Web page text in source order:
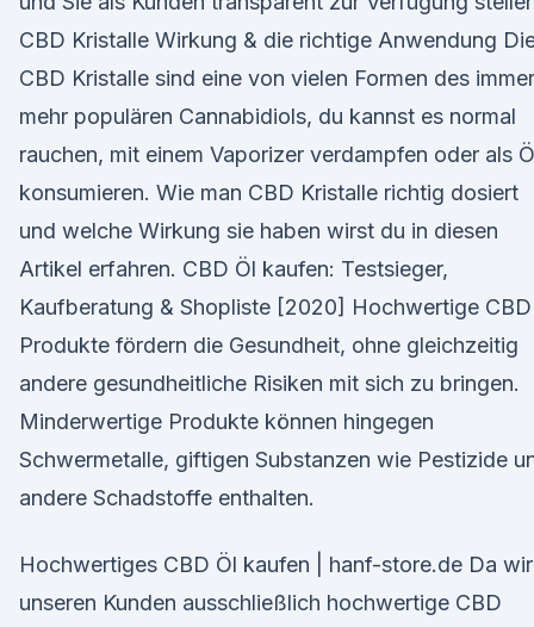
CBD Kristalle Wirkung & die richtige Anwendung
CBD Kristalle sind eine von vielen Formen des immer
mehr populären Cannabidiols, du kannst es normal
rauchen, mit einem Vaporizer verdampfen oder als
konsumieren. Wie man CBD Kristalle richtig dosiert
und welche Wirkung sie haben wirst du in diesen
Artikel erfahren. CBD Öl kaufen: Testsieger,
Kaufberatung & Shopliste [2020] Hochwertige CBD
Produkte fördern die Gesundheit, ohne gleichzeitig
andere gesundheitliche Risiken mit sich zu bringen.
Minderwertige Produkte können hingegen
Schwermetalle, giftigen Substanzen wie Pestizide
andere Schadstoffe enthalten.
Hochwertiges CBD Öl kaufen | hanf-store.de Da wir
unseren Kunden ausschließlich hochwertige CBD